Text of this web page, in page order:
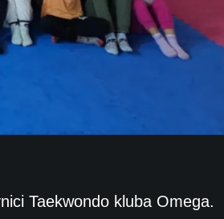
Taekwondo kluba Omega.